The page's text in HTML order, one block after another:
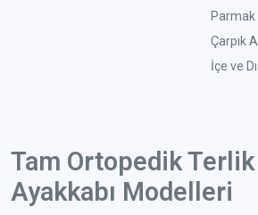
Çarpık
İçe ve
Tam Ortopedik Terlik
Ayakkabı Modelleri